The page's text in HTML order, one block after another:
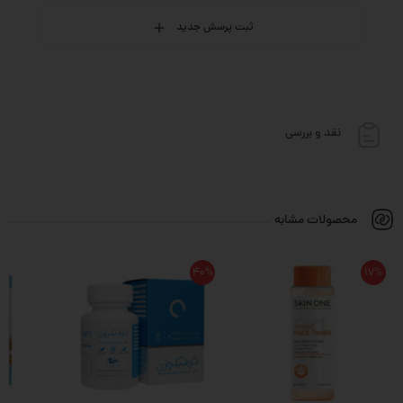
ثبت پرسش جدید
نقد و بررسی
محصولات مشابه
17%
40%